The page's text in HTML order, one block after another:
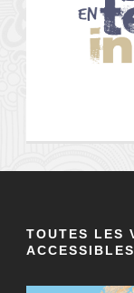
TOUTES LES